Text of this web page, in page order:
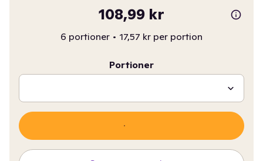
108,99 kr
6 portioner • 17,57 kr per portion
Portioner